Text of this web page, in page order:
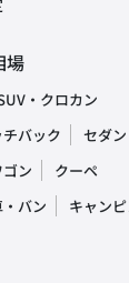
場
・クロカン
バック
セダン
ン
クーペ
バン
キャン